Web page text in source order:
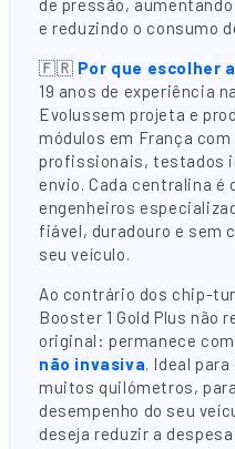
de pressão,
e reduzindo o consumo
🇫🇷 Por que escolher
19 anos de experiência
Evolussem projeta e
módulos em França
profissionais, testados
envio. Cada centralina é
engenheiros
fiável, duradouro e sem
seu veículo.
Ao contrário dos chip-
Booster 1 Gold Plus não
original: permanece
não invasiva. Ideal
muitos quilómetros,
desempenho do seu
deseja reduzir a